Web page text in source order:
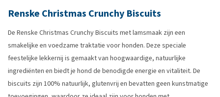
Renske Christmas Crunchy Biscuits
De Renske Christmas Crunchy Biscuits met lamsmaak zijn een
smakelijke en voedzame traktatie voor honden. Deze speciale
feestelijke lekkernij is gemaakt van hoogwaardige, natuurlijke
ingrediënten en biedt je hond de benodigde energie en vitaliteit. De
biscuits zijn 100% natuurlijk, glutenvrij en bevatten geen kunstmatige